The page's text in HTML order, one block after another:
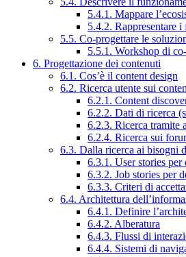
5.4.1. Mappare
5.4.2. Rappresentare
5.5. Co-progettare le
5.5.1. Workshop di
6. Progettazione dei contenuti
6.1. Cos’è il content design
6.2. Ricerca utente sui
6.2.1. Content
6.2.2. Dati di ricerca
6.2.3. Ricerca tramite
6.2.4. Ricerca sui
6.3. Dalla ricerca ai bisogni
6.3.1. User stories
6.3.2. Job stories per
6.3.3. Criteri di
6.4. Architettura
6.4.1. Definire
6.4.2. Alberatura
6.4.3. Flussi di
6.4.4. Sistemi di